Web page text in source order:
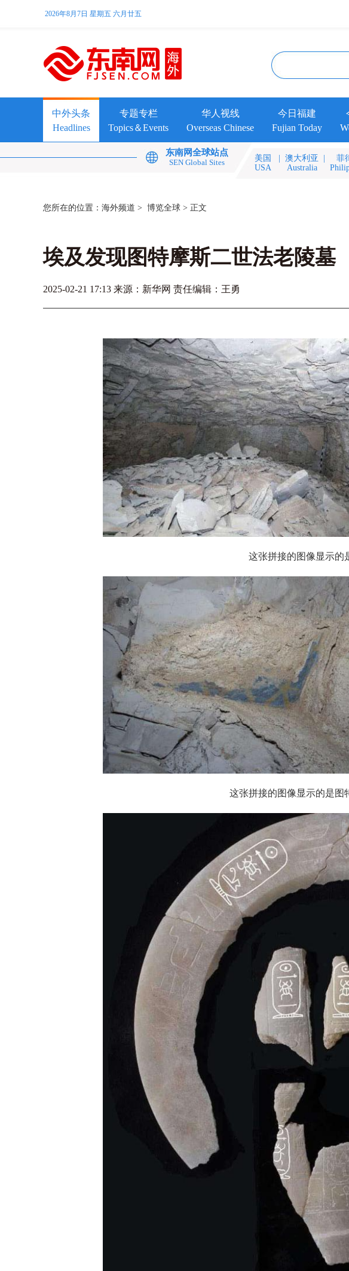
2026年8月7日 星期五 六月廿五
中外头条
Headlines
专题专栏
Topics＆Events
华人视线
Overseas Chinese
今日福建
Fujian Today
东南网全球站点
SEN Global Sites
美国
USA
澳大利亚
Australia
菲
您所在的位置： 海外频道 > 博览全球 > 正文
埃及发现图特摩斯二世法老陵墓
2025-02-21 17:13 来源：新华网 责任编辑：王勇
这张拼接的图像显示的
这张拼接的图像显示的是图